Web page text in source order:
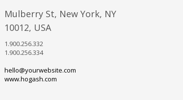
Mulberry St, New York, NY
10012, USA
1.900.256.332
1.900.256.334
hello@yourwebsite.com
www.hogash.com